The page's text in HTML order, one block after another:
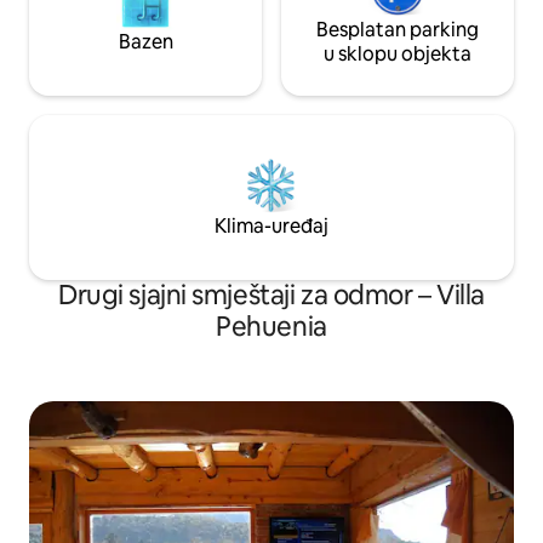
Bazen
Besplatan parking
u sklopu objekta
Klima-uređaj
Drugi sjajni smještaji za odmor – Villa
Pehuenia